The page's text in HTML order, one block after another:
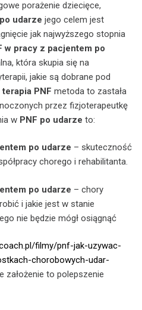
porażenie dziecięce,
udarze jego celem jest
jak najwyższego stopnia
w pracy z pacjentem po
która skupia się na
jakie są dobrane pod
PNF metoda to zastała
przez fizjoterapeutkę
w PNF po udarze to:
po udarze – skuteczność
chorego i rehabilitanta.
po udarze – chory
i jakie jest w stanie
nie będzie mógł osiągnąć
filmy/pnf-jak-uzywac-
chorobowych-udar-
założenie to polepszenie